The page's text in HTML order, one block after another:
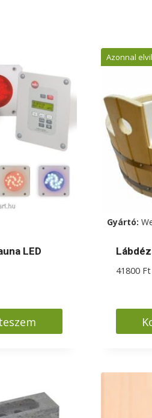
LED
Azonnal
Gyártó:
41800 Ft